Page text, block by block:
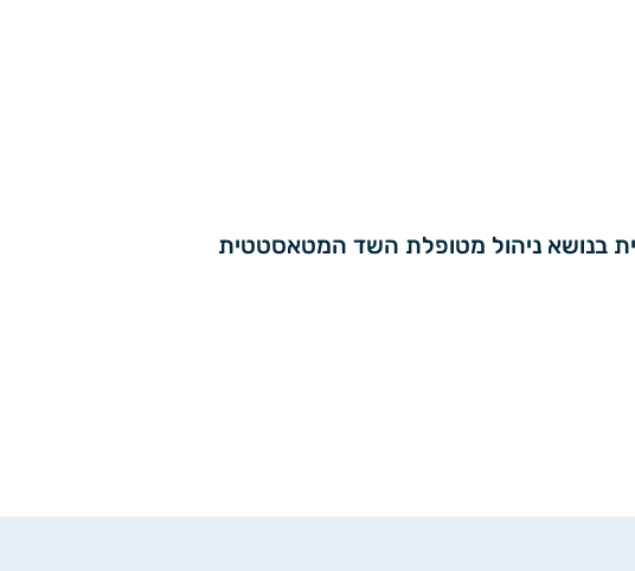
בנושא ניהול מטופלת השד המטאסטטית